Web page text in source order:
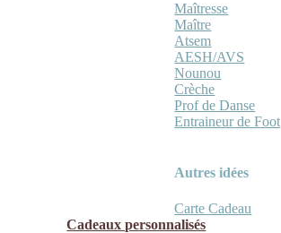
Maîtresse
Maître
Atsem
AESH/AVS
Nounou
Crèche
Prof de Danse
Entraineur de Foot
Autres idées
Carte Cadeau
Cadeaux personnalisés